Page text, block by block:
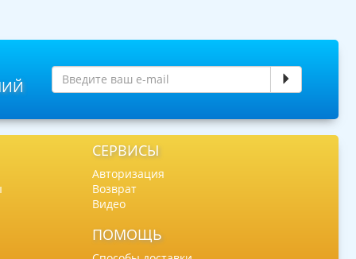
СЕРВИСЫ
Авторизация
Возврат
Видео
ПОМОЩЬ